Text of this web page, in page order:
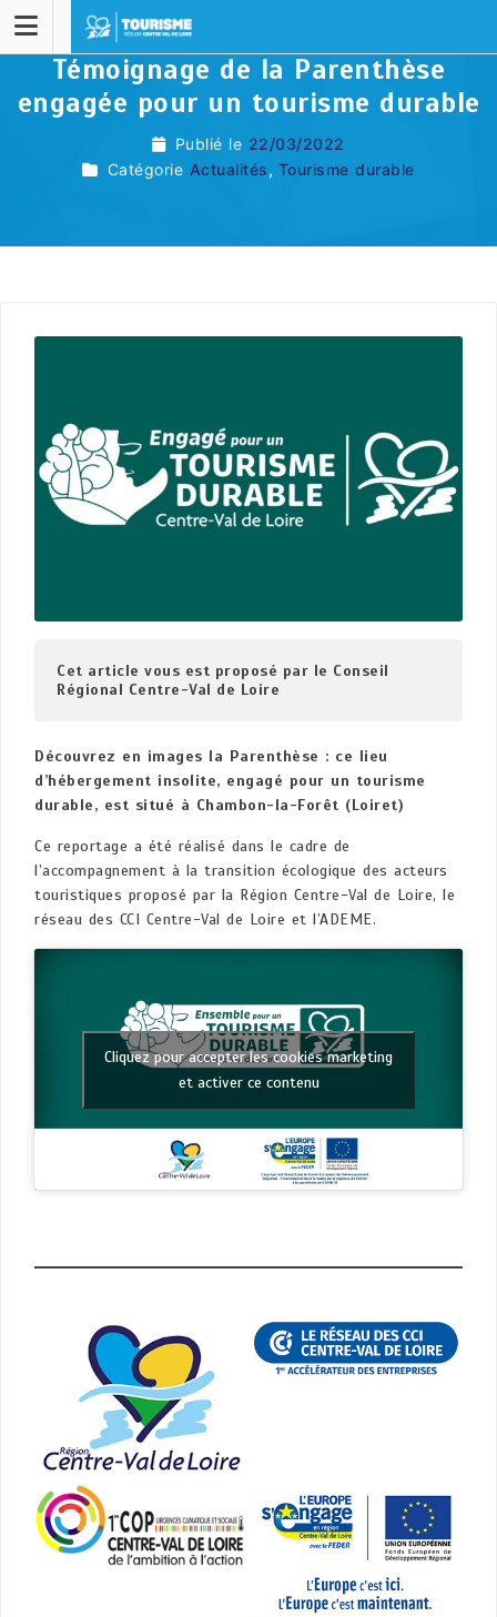
Témoignage de la Parenthèse
engagée pour un tourisme durable
Publié le 22/03/2022
Catégorie Actualités, Tourisme durable
Cet article vous est proposé par le Conseil
Régional Centre-Val de Loire
Découvrez en images la Parenthèse : ce lieu
d’hébergement insolite, engagé pour un tourisme
durable, est situé à Chambon-la-Forêt (Loiret)
Ce reportage a été réalisé dans le cadre de
l’accompagnement à la transition écologique des acteurs
touristiques proposé par la Région Centre-Val de Loire, le
réseau des CCI Centre-Val de Loire et l’ADEME.
Cliquez pour accepter les cookies marketing
et activer ce contenu